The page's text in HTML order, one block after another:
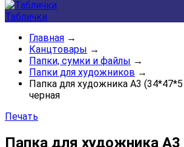
Таблички
Главная →
Канцтовары →
Папки, сумки и файлы →
Папки для художников →
Папка для художника А3
черная
Печать
Папка для художника